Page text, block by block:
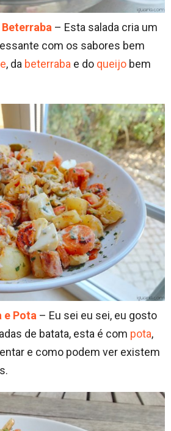
– Esta salada cria um
com os sabores bem
, da beterraba e do queijo bem
e Pota – Eu sei eu sei, eu gosto
de batata, esta é com pota,
e como podem ver existem